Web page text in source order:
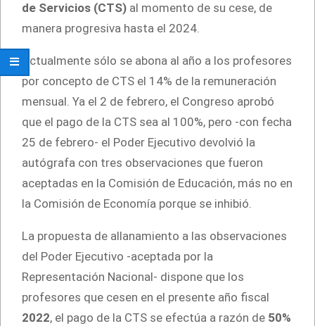
de Servicios (CTS) al momento de su cese, de
manera progresiva hasta el 2024.
Actualmente sólo se abona al año a los profesores
por concepto de CTS el 14% de la remuneración
mensual. Ya el 2 de febrero, el Congreso aprobó
que el pago de la CTS sea al 100%, pero -con fecha
25 de febrero- el Poder Ejecutivo devolvió la
autógrafa con tres observaciones que fueron
aceptadas en la Comisión de Educación, más no en
la Comisión de Economía porque se inhibió.
La propuesta de allanamiento a las observaciones
del Poder Ejecutivo -aceptada por la
Representación Nacional- dispone que los
profesores que cesen en el presente año fiscal
2022, el pago de la CTS se efectúa a razón de 50%